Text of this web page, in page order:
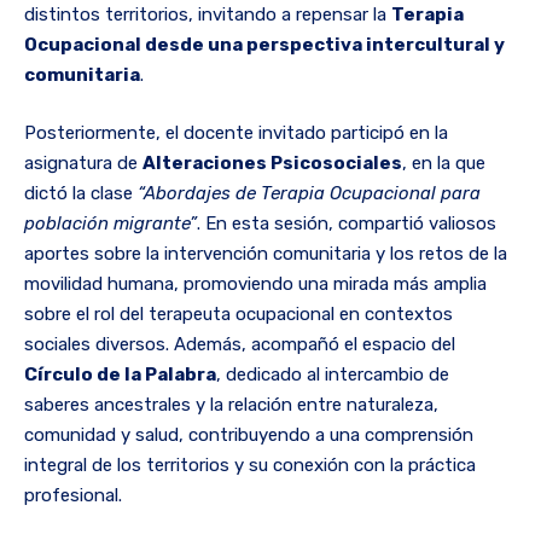
distintos territorios, invitando a repensar la Terapia
Ocupacional desde una perspectiva intercultural y
comunitaria.
Posteriormente, el docente invitado participó en la
asignatura de Alteraciones Psicosociales, en la que
dictó la clase “Abordajes de Terapia Ocupacional para
población migrante”. En esta sesión, compartió valiosos
aportes sobre la intervención comunitaria y los retos de la
movilidad humana, promoviendo una mirada más amplia
sobre el rol del terapeuta ocupacional en contextos
sociales diversos. Además, acompañó el espacio del
Círculo de la Palabra, dedicado al intercambio de
saberes ancestrales y la relación entre naturaleza,
comunidad y salud, contribuyendo a una comprensión
integral de los territorios y su conexión con la práctica
profesional.